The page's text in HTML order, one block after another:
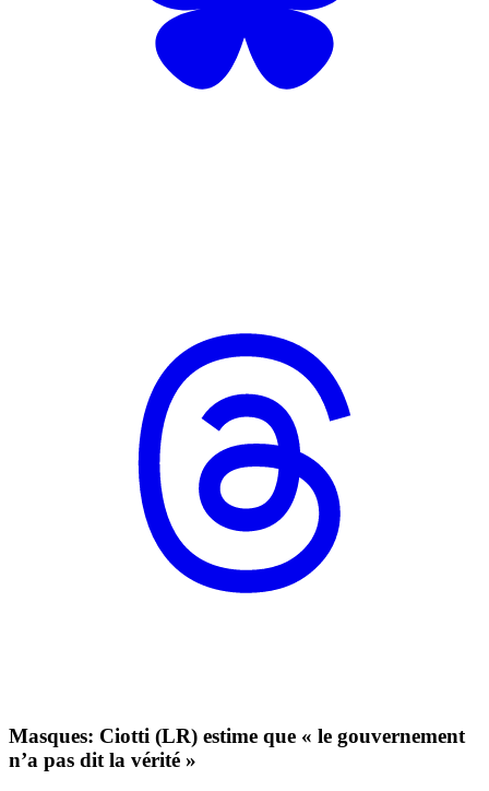
Masques: Ciotti (LR) estime que « le gouvernement
n’a pas dit la vérité »